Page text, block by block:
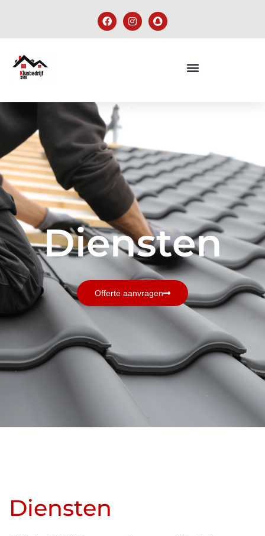
Diensten
Offerte aanvragen
Diensten